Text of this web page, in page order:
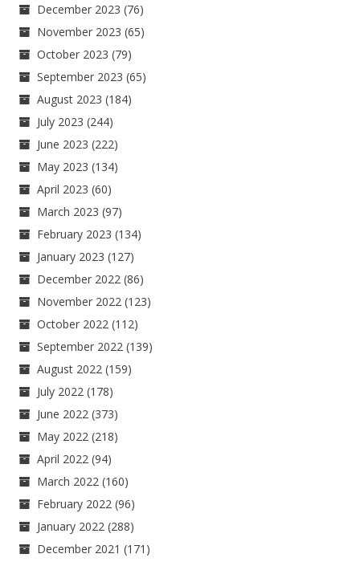
December 2023 (76)
November 2023 (65)
October 2023 (79)
September 2023 (65)
August 2023 (184)
July 2023 (244)
June 2023 (222)
May 2023 (134)
April 2023 (60)
March 2023 (97)
February 2023 (134)
January 2023 (127)
December 2022 (86)
November 2022 (123)
October 2022 (112)
September 2022 (139)
August 2022 (159)
July 2022 (178)
June 2022 (373)
May 2022 (218)
April 2022 (94)
March 2022 (160)
February 2022 (96)
January 2022 (288)
December 2021 (171)